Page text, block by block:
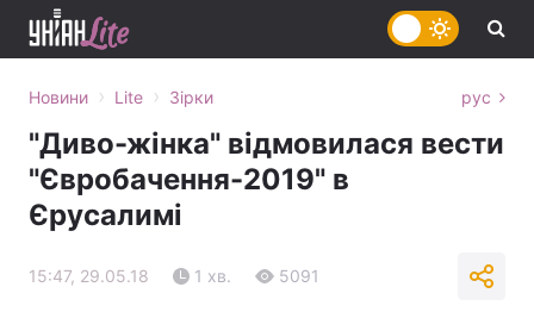
Новини › Lite › Зірки рус
"Диво-жінка" відмовилася вести
"Євробачення-2019" в
Єрусалимі
15:47, 29.05.18 1 хв. 5091